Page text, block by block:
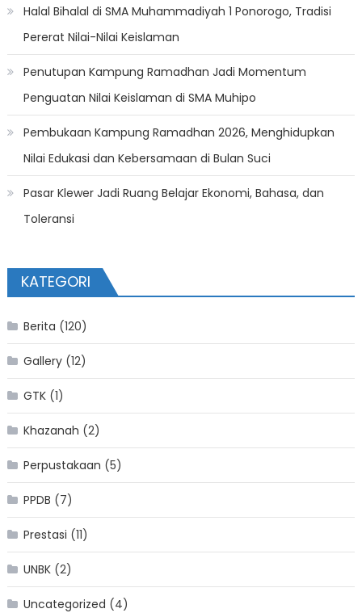
Halal Bihalal di SMA Muhammadiyah 1 Ponorogo, Tradisi
Pererat Nilai-Nilai Keislaman
Penutupan Kampung Ramadhan Jadi Momentum
Penguatan Nilai Keislaman di SMA Muhipo
Pembukaan Kampung Ramadhan 2026, Menghidupkan
Nilai Edukasi dan Kebersamaan di Bulan Suci
Pasar Klewer Jadi Ruang Belajar Ekonomi, Bahasa, dan
Toleransi
KATEGORI
Berita (120)
Gallery(12)
GTK(1)
Khazanah (2)
Perpustakaan (5)
PPDB (7)
Prestasi (11)
UNBK(2)
Uncategorized (4)